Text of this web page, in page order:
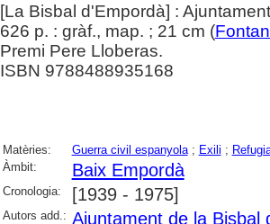
[La Bisbal d'Empordà] :
626 p. : gràf., map. ; 21 cm (
Premi Pere Lloberas.
ISBN 9788488935168
Matèries: Guerra civil espanyola; Exili ;
Àmbit:
Baix Empordà
Cronologia: [1939 - 1975]
Autors add.: Ajuntament de la Bisbal